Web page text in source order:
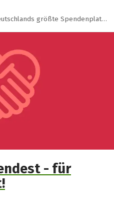
anzeigen
Deutschlands größte Spendenplattform
- für